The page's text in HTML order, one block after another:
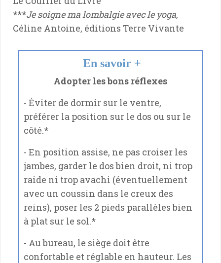
***Je soigne ma lombalgie avec le yoga,
Céline Antoine, éditions Terre Vivante
En savoir +
Adopter les bons réflexes
- Éviter de dormir sur le ventre,
préférer la position sur le dos ou sur le
côté.*
- En position assise, ne pas croiser les
jambes, garder le dos bien droit, ni trop
raide ni trop avachi (éventuellement
avec un coussin dans le creux des
reins), poser les 2 pieds parallèles bien
à plat sur le sol.*
- Au bureau, le siège doit être
confortable et réglable en hauteur. Les